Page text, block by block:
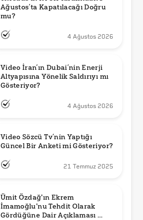
Ağustos’ta Kapatılacağı Doğru
mu?
4 Ağustos 2026
Video İran’ın Dubai’nin Enerji
Altyapısına Yönelik Saldırıyı mı
Gösteriyor?
4 Ağustos 2026
Video Sözcü Tv’nin Yaptığı
Güncel Bir Anketi mi Gösteriyor?
21 Temmuz 2025
Ümit Özdağ'ın Ekrem
İmamoğlu'nu Tehdit Olarak
Gördüğüne Dair Açıklaması